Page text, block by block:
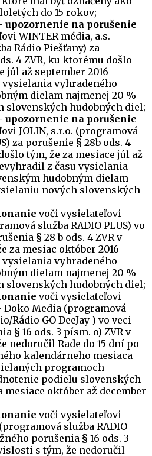
do 15 rokov;
na porušenie
WINTER média, a.s.
Rádio Piešťany) za
4 ZVR, ku ktorému došlo
júl až september 2016
vyhradeného
dielam najmenej 20 %
slovenských hudobných diel;
na porušenie
JOLIN, s.r.o. (programová
za porušenie § 28b ods. 4
tým, že za mesiace júl až
z času vysielania
hudobným dielam
nových slovenských
voči vysielateľovi
služba RADIO PLUS) vo
§ 28 b ods. 4 ZVR v
za mesiac október 2016
vyhradeného
dielam najmenej 20 %
slovenských hudobných diel;
voči vysielateľovi
Media (programová
Rádio GO DeeJay ) vo veci
§ 16 ods. 3 písm. o) ZVR v
nedoručil Rade do 15 dní po
kalendárneho mesiaca
programoch
podielu slovenských
mesiace október až december
voči vysielateľovi
služba RADIO
porušenia § 16 ods. 3
s tým, že nedoručil